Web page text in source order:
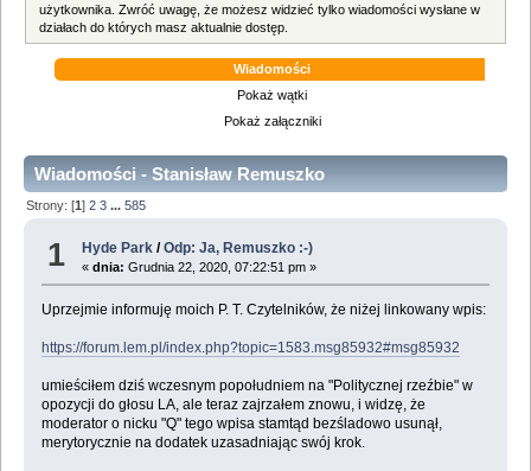
użytkownika. Zwróć uwagę, że możesz widzieć tylko wiadomości wysłane w
działach do których masz aktualnie dostęp.
Wiadomości
Pokaż wątki
Pokaż załączniki
Wiadomości - Stanisław Remuszko
Strony: [1]2 3 ...585
1 Hyde Park /Odp: Ja, Remuszko :-)
«dnia: Grudnia 22, 2020, 07:22:51 pm »
Uprzejmie informuję moich P. T. Czytelników, że niżej linkowany wpis:
https://forum.lem.pl/index.php?topic=1583.msg85932#msg85932
umieściłem dziś wczesnym popołudniem na "Politycznej rzeźbie" w
opozycji do głosu LA, ale teraz zajrzałem znowu, i widzę, że
moderator o nicku "Q" tego wpisa stamtąd bezśladowo usunął,
merytorycznie na dodatek uzasadniając swój krok.